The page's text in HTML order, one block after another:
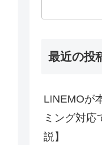
最近の投
LINEMOが
ミング対応
説】